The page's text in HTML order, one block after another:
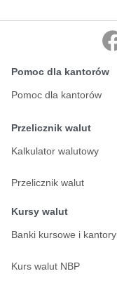
Pomoc dla kantorów
Pomoc dla kantorów
Przelicznik walut
Kalkulator walutowy
Przelicznik walut
Kursy walut
Banki kursowe i kantory
Kurs walut NBP